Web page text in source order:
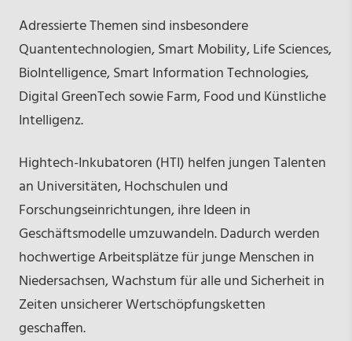
Adressierte Themen sind insbesondere
Quantentechnologien, Smart Mobility, Life Sciences,
BioIntelligence, Smart Information Technologies,
Digital GreenTech sowie Farm, Food und Künstliche
Intelligenz.
Hightech-Inkubatoren (HTI) helfen jungen Talenten
an Universitäten, Hochschulen und
Forschungseinrichtungen, ihre Ideen in
Geschäftsmodelle umzuwandeln. Dadurch werden
hochwertige Arbeitsplätze für junge Menschen in
Niedersachsen, Wachstum für alle und Sicherheit in
Zeiten unsicherer Wertschöpfungsketten
geschaffen.